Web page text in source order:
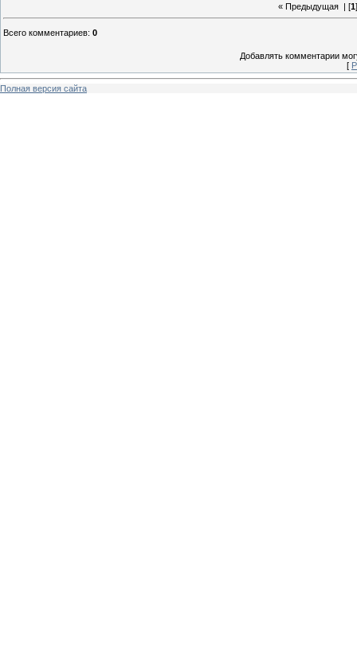
« Предыдущая| [1
Всего комментариев: 0
Добавлять комментарии
[
Полная версия сайта